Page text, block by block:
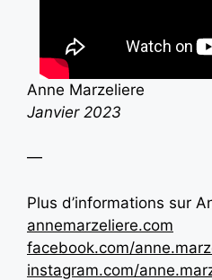
Anne Marzeliere
Janvier 2023
—
Plus d’informations sur
annemarzeliere.com
facebook.com/
instagram.com/